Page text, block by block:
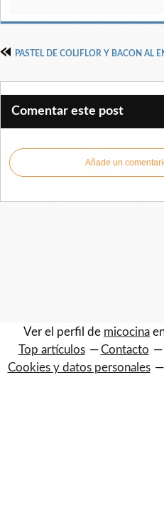
PASTEL DE COLIFLOR Y BACON AL
Comentar este post
Añade un
Ver el perfil de micocina
Top artículos
Contacto
Cookies y datos personales